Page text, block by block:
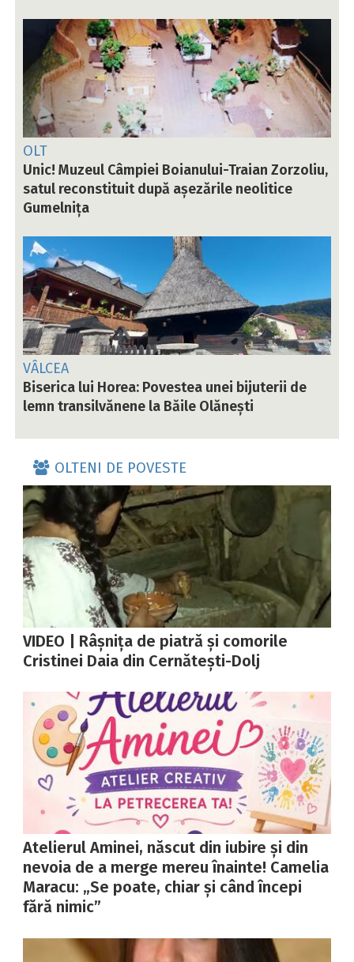
OLT
Unic! Muzeul Câmpiei Boianului-Traian Zorzoliu,
satul reconstituit după așezările neolitice
Gumelnița
VÂLCEA
Biserica lui Horea: Povestea unei bijuterii de
lemn transilvănene la Băile Olănești
OLTENI DE POVESTE
VIDEO | Râșnița de piatră și comorile
Cristinei Daia din Cernătești-Dolj
Atelierul Aminei, născut din iubire și din
nevoia de a merge mereu înainte! Camelia
Maracu: „Se poate, chiar și când începi
fără nimic”